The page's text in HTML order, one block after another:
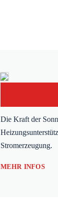
Die Kraft der
Stromerzeugung.
MEHR INFOS